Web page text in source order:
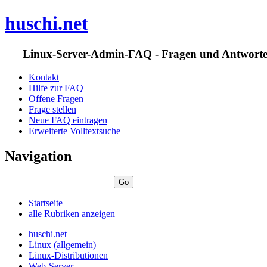
huschi.net
Linux-Server-Admin-FAQ - Fragen und
Kontakt
Hilfe zur FAQ
Offene Fragen
Frage stellen
Neue FAQ eintragen
Erweiterte Volltextsuche
Navigation
Startseite
alle Rubriken anzeigen
huschi.net
Linux (allgemein)
Linux-Distributionen